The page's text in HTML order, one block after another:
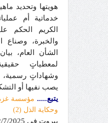
هويتها وتحديد
خدماتية أم
الكريم الحكم
والخبرة، وصناع
الشأن العام،
لمعطياتٍ
وشهاداتٍ رسمية،
يصب نفيها أو
يتبع..... مؤسسة غزة
وحكاية الذل (2)
بيروت في 2/7/2025